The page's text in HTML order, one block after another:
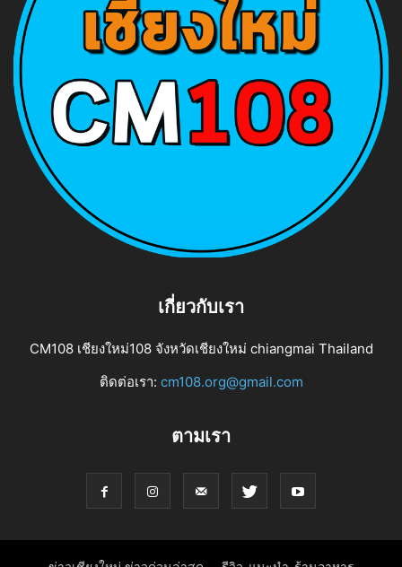
เกี่ยวกับเรา
CM108 เชียงใหม่108 จังหวัดเชียงใหม่ chiangmai Thailand
ติดต่อเรา: cm108.org@gmail.com
ตามเรา